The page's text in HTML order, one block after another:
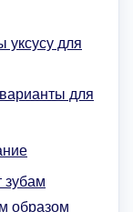
уксусу для
для
образом